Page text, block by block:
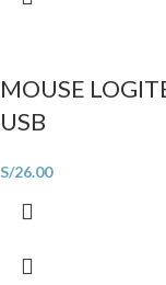
MOUSE
USB
S/26.00